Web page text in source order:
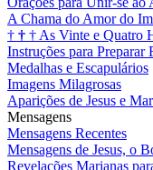
A Chama do Amor do
† † † As Vinte e Quatro
Instruções para Preparar
Medalhas e Escapulários
Imagens Milagrosas
Aparições de Jesus e
Mensagens
Mensagens Recentes
Mensagens de Jesus, o
Revelações Marianas